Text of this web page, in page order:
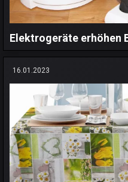
Elektrogeräte erhöhen
16.01.2023